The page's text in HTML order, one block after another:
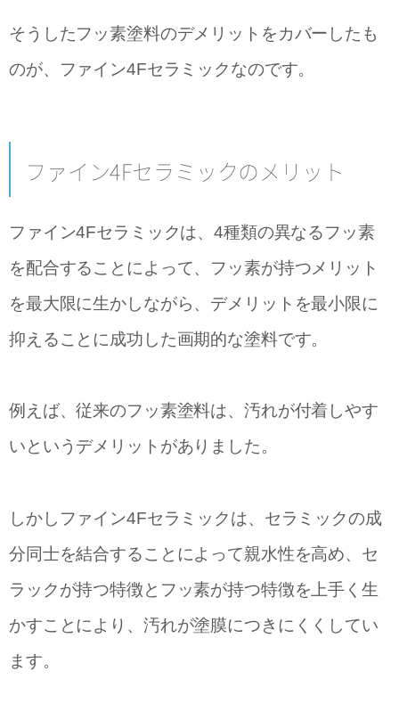
そうしたフッ素塗料のデメリットをカバーしたも
のが、ファイン4Fセラミックなのです。
ファイン4Fセラミックのメリット
ファイン4Fセラミックは、4種類の異なるフッ素
を配合することによって、フッ素が持つメリット
を最大限に生かしながら、デメリットを最小限に
抑えることに成功した画期的な塗料です。
例えば、従来のフッ素塗料は、汚れが付着しやす
いというデメリットがありました。
しかしファイン4Fセラミックは、セラミックの成
分同士を結合することによって親水性を高め、セ
ラックが持つ特徴とフッ素が持つ特徴を上手く生
かすことにより、汚れが塗膜につきにくくしてい
ます。